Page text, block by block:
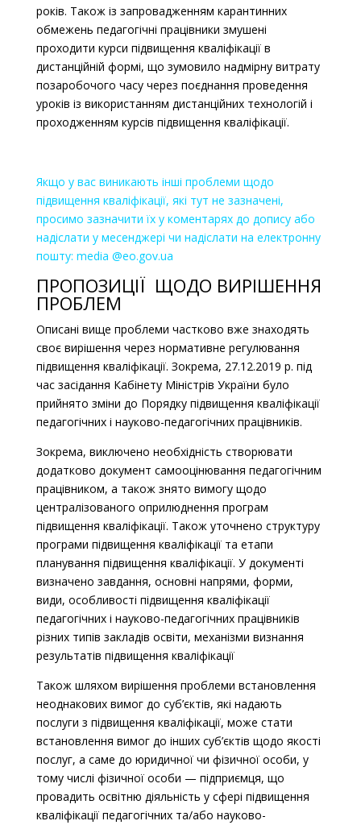
років. Також із запровадженням карантинних
обмежень педагогічні працівники змушені
проходити курси підвищення кваліфікації в
дистанційній формі, що зумовило надмірну витрату
позаробочого часу через поєднання проведення
уроків із використанням дистанційних технологій і
проходженням курсів підвищення кваліфікації.
Якщо у вас виникають інші проблеми щодо
підвищення кваліфікації, які тут не зазначені,
просимо зазначити їх у коментарях до допису або
надіслати у месенджері чи надіслати на електронну
пошту: media @eo.gov.ua
ПРОПОЗИЦІЇ ЩОДО ВИРІШЕННЯ
ПРОБЛЕМ
Описані вище проблеми частково вже знаходять
своє вирішення через нормативне регулювання
підвищення кваліфікації. Зокрема, 27.12.2019 р. під
час засідання Кабінету Міністрів України було
прийнято зміни до Порядку підвищення кваліфікації
педагогічних і науково-педагогічних працівників.
Зокрема, виключено необхідність створювати
додатково документ самооцінювання педагогічним
працівником, а також знято вимогу щодо
централізованого оприлюднення програм
підвищення кваліфікації. Також уточнено структуру
програми підвищення кваліфікації та етапи
планування підвищення кваліфікації. У документі
визначено завдання, основні напрями, форми,
види, особливості підвищення кваліфікації
педагогічних і науково-педагогічних працівників
різних типів закладів освіти, механізми визнання
результатів підвищення кваліфікації
Також шляхом вирішення проблеми встановлення
неоднакових вимог до суб’єктів, які надають
послуги з підвищення кваліфікації, може стати
встановлення вимог до інших суб’єктів щодо якості
послуг, а саме до юридичної чи фізичної особи, у
тому числі фізичної особи — підприємця, що
провадить освітню діяльність у сфері підвищення
кваліфікації педагогічних та/або науково-